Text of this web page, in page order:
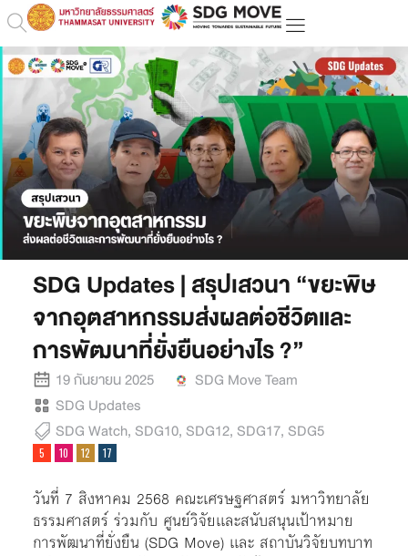
SDG Updates | สรุปเสวนา “ขยะพิษ
จากอุตสาหกรรมส่งผลต่อชีวิตและ
การพัฒนาที่ยั่งยืนอย่างไร ?”
19 กันยายน 2025
SDG Move Team
SDG Updates
SDG Watch, SDG10, SDG12, SDG17, SDG5
วันที่ 7 สิงหาคม 2568 คณะเศรษฐศาสตร์ มหาวิทยาลัย
ธรรมศาสตร์ ร่วมกับ ศูนย์วิจัยเเละสนับสนุนเป้าหมาย
การพัฒนาที่ยั่งยืน (SDG Move) เเละ สถาบันวิจัยบทบาท